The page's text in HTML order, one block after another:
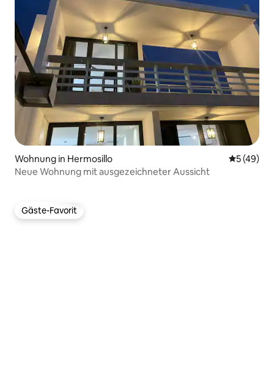
Wohnung in Hermosillo
5 (49)
Neue Wohnung mit ausgezeichneter Aussicht
Gäste-Favorit
Gäste-Favorit